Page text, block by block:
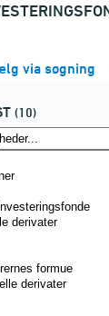
via søgning
(10)